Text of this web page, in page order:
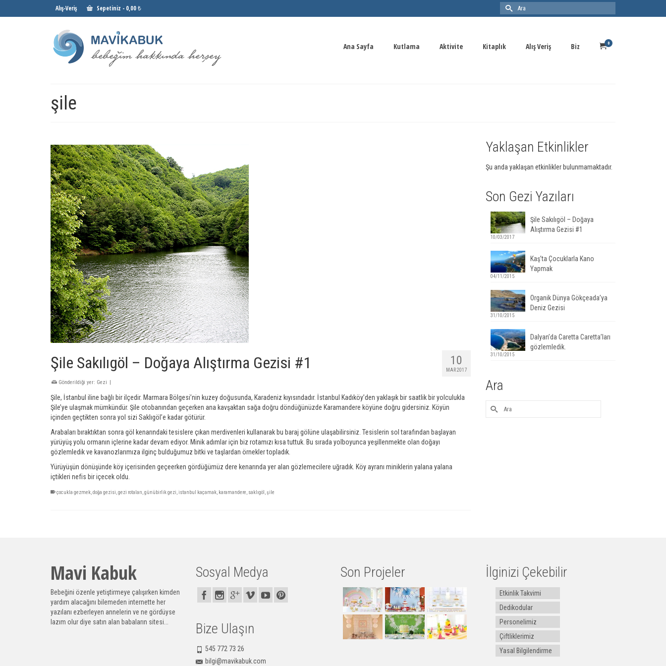
Alış-Veriş Sepetiniz - 0,00 ₺
Ana Sayfa Kutlama Aktivite Kitaplık Alış Veriş Biz 0
şile
10
MAR 2017
Şile Sakılıgöl – Doğaya Alıştırma Gezisi #1
Gönderildiği yer: Gezi |
Şile, İstanbul iline bağlı bir ilçedir. Marmara Bölgesi’nin kuzey doğusunda, Karadeniz kıyısındadır. İstanbul Kadıköy’den yaklaşık bir saatlik bir yolculukla
Şile’ye ulaşmak mümkündür. Şile otobanından geçerken ana kavşaktan sağa doğru döndüğünüzde Karamandere köyüne doğru gidersiniz. Köyün
içinden geçtikten sonra yol sizi Saklıgöl’e kadar götürür.
Arabaları bıraktıktan sonra göl kenarındaki tesislere çıkan merdivenleri kullanarak bu baraj gölüne ulaşabilirsiniz. Tesislerin sol tarafından başlayan
yürüyüş yolu ormanın içlerine kadar devam ediyor. Minik adımlar için biz rotamızı kısa tuttuk. Bu sırada yolboyunca yeşillenmekte olan doğayı
gözlemledik ve kavanozlarımıza ilginç bulduğumuz bitki ve taşlardan örnekler topladık.
Yürüyüşün dönüşünde köy içerisinden geçeerken gördüğümüz dere kenarında yer alan gözlemecilere uğradık. Köy ayranı miniklerin yalana yalana
içtikleri nefis bir içecek oldu.
çocukla gezmek doğa gezisi gezi rotaları günübirlik gezi istanbul kaçamak karamandere saklıgöl şile
Yaklaşan Etkinlikler
Şu anda yaklaşan etkinlikler bulunmamaktadır.
Son Gezi Yazıları
Şile Sakılıgöl – Doğaya
Alıştırma Gezisi #1
10/03/2017
Kaş’ta Çocuklarla Kano
Yapmak
04/11/2015
Organik Dünya Gökçeada’ya
Deniz Gezisi
31/10/2015
Dalyan’da Caretta Caretta’ları
gözlemledik.
31/10/2015
Ara
Mavi Kabuk
Bebeğini özenle yetiştirmeye çalışırken kimden
yardım alacağını bilemeden internette her
yazılanı ezberleyen annelerin ve ne gördüyse
lazım olur diye satın alan babaların sitesi...
Sosyal Medya
Bize Ulaşın
545 772 73 26
bilgi@mavikabuk.com
Son Projeler İlginizi Çekebilir
Etkinlik Takvimi
Dedikodular
Personelimiz
Çiftliklerimiz
Yasal Bilgilendirme